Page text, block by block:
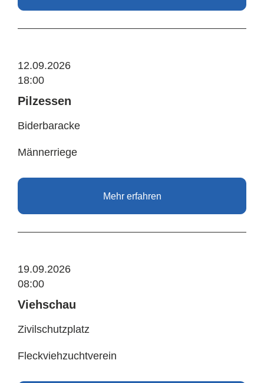
12.09.2026
18:00
Pilzessen
Biderbaracke
Männerriege
Mehr erfahren
19.09.2026
08:00
Viehschau
Zivilschutzplatz
Fleckviehzuchtverein